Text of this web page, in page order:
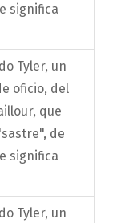
significa
Tyler, un
oficio, del
que
de
significa
Tyler, un